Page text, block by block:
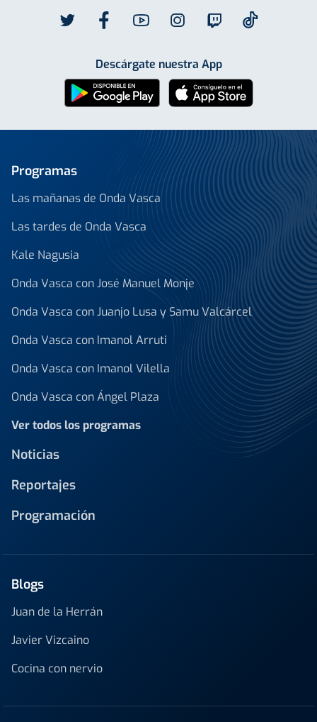
Descárgate nuestra App
Programas
Las mañanas de Onda Vasca
Las tardes de Onda Vasca
Kale Nagusia
Onda Vasca con José Manuel Monje
Onda Vasca con Juanjo Lusa y Samu Valcárcel
Onda Vasca con Imanol Arruti
Onda Vasca con Imanol Vilella
Onda Vasca con Ángel Plaza
Ver todos los programas
Noticias
Reportajes
Programación
Blogs
Juan de la Herrán
Javier Vizcaino
Cocina con nervio